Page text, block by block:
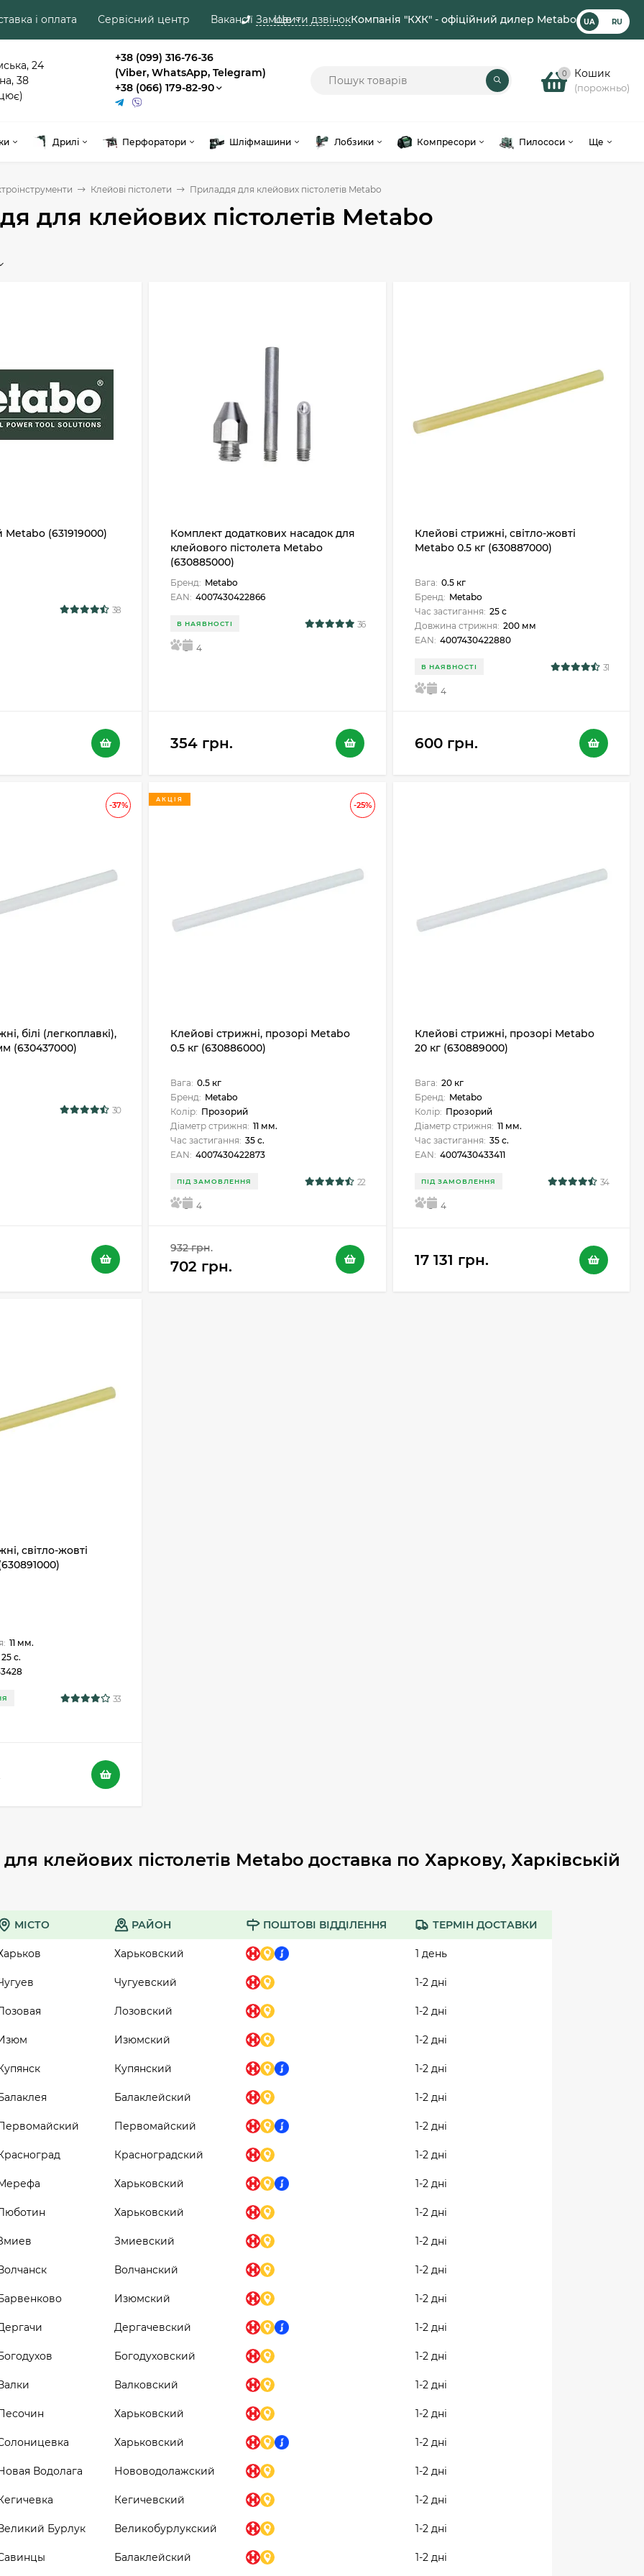
Замовити дзвінокКомпанія "КХК" - офіційний дилер Metabo UA RU
і оплата Сервісний центр Вакансії Ще
24
38
+38 (099) 316-76-36
(Viber, WhatsApp, Telegram)
+38 (066) 179-82-90
0 Кошик
(порожньо)
Дрилі Перфоратори Шліфмашини Лобзики Компресори Пилососи Ще
Клейові пістолети Приладдя для клейових пістолетів Metabo
для клейових пістолетів Metabo
(631919000)
38
Комплект додаткових насадок для
клейового пістолета Metabo
(630885000)
Бренд: Metabo
EAN: 4007430422866
В НАЯВНОСТІ 36
5 4
354 грн.
Клейові стрижні, світло-жовті
Metabo 0.5 кг (630887000)
Вага: 0.5 кг
Бренд: Metabo
Час застигання: 25 с
Довжина стрижня: 200 мм
EAN: 4007430422880
В НАЯВНОСТІ 31
5 4
600 грн.
-37%
білі (легкоплавкі),
(630437000)
30
-25%
АКЦІЯ
Клейові стрижні, прозорі Metabo
0.5 кг (630886000)
Вага: 0.5 кг
Бренд: Metabo
Колір: Прозорий
Діаметр стрижня: 11 мм.
Час застигання: 35 с.
EAN: 4007430422873
ПІД ЗАМОВЛЕННЯ 22
5 4
932 грн.
702 грн.
Клейові стрижні, прозорі Metabo
20 кг (630889000)
Вага: 20 кг
Бренд: Metabo
Колір: Прозорий
Діаметр стрижня: 11 мм.
Час застигання: 35 с.
EAN: 4007430433411
ПІД ЗАМОВЛЕННЯ 34
5 4
17 131 грн.
світло-жовті
11 мм.
25 с.
33
клейових пістолетів Metabo доставка по Харкову, Харківській
МІСТО РАЙОН ПОШТОВІ ВІДДІЛЕННЯ ТЕРМІН ДОСТАВКИ
Харьковский 1 день
Чугуевский 1-2 дні
Лозовский 1-2 дні
Изюмский 1-2 дні
Купянский 1-2 дні
Балаклейский 1-2 дні
Первомайский 1-2 дні
Красноградский 1-2 дні
Харьковский 1-2 дні
Харьковский 1-2 дні
Змиевский 1-2 дні
Волчанский 1-2 дні
Изюмский 1-2 дні
Дергачевский 1-2 дні
Богодуховский 1-2 дні
Валковский 1-2 дні
Харьковский 1-2 дні
Харьковский 1-2 дні
Водолага Нововодолажский 1-2 дні
Кегичевский 1-2 дні
Бурлук Великобурлукский 1-2 дні
Балаклейский 1-2 дні